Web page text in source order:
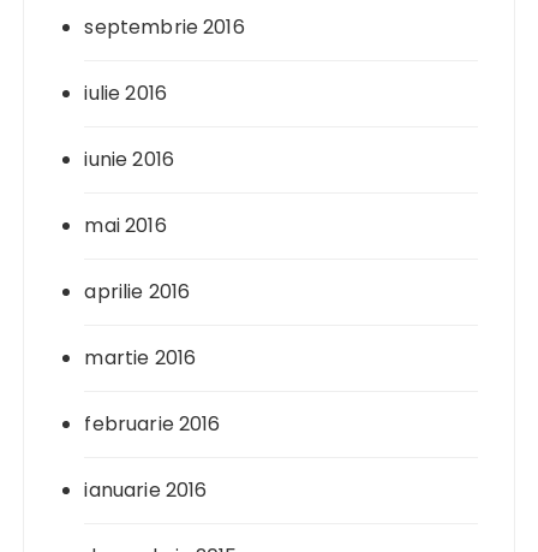
septembrie 2016
iulie 2016
iunie 2016
mai 2016
aprilie 2016
martie 2016
februarie 2016
ianuarie 2016